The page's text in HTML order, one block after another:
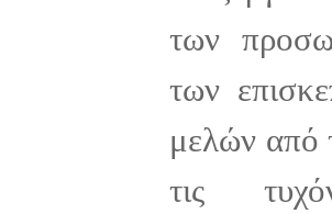
των
των
μελών από
τις